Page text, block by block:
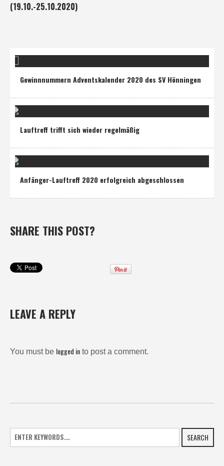
(19.10.-25.10.2020)
Gewinnnummern Adventskalender 2020 des SV Hönningen
Lauftreff trifft sich wieder regelmäßig
Anfänger-Lauftreff 2020 erfolgreich abgeschlossen
SHARE THIS POST?
LEAVE A REPLY
You must be logged in to post a comment.
SEARCH